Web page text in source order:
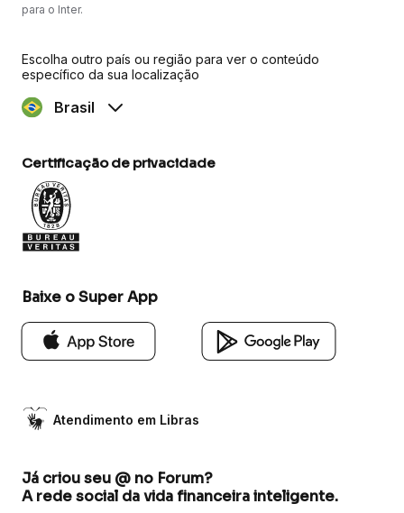
para o Inter.
Escolha outro país ou região para ver o conteúdo
específico da sua localização
Brasil
Certificação de privacidade
Baixe o Super App
Atendimento em Libras
Já criou seu @ no Forum?
A rede social da vida financeira inteligente.